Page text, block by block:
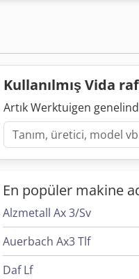
montaj ile ilgileniyor.
Kullanılmış Vida
Artık Werktuigen
En popüler makine
Alzmetall Ax 3/Sv
Auerbach Ax3 Tlf
Daf Lf